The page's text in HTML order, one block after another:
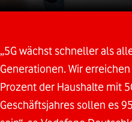
„5G wächst schneller als
Generationen. Wir
Prozent der Haushalte mit
Geschäftsjahres sollen es